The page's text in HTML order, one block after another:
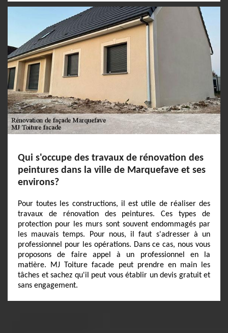
Qui s'occupe des travaux de rénovation des
peintures dans la ville de Marquefave et ses
environs?
Pour toutes les constructions, il est utile de réaliser des
travaux de rénovation des peintures. Ces types de
protection pour les murs sont souvent endommagés par
les mauvais temps. Pour nous, il faut s'adresser à un
professionnel pour les opérations. Dans ce cas, nous vous
proposons de faire appel à un professionnel en la
matière. MJ Toiture facade peut prendre en main les
tâches et sachez qu'il peut vous établir un devis gratuit et
sans engagement.